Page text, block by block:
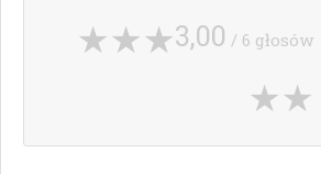
3,00 / 6 głosów